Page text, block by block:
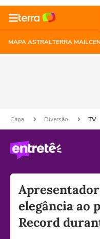
MAPA ASTRALTERRA MAIL
Capa Diversão TV
elegância ao
Record